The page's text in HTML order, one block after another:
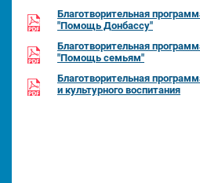
Благотворительная
"Помощь Донбассу"
Благотворительная
"Помощь семьям"
Благотворительная
и культурного воспитания